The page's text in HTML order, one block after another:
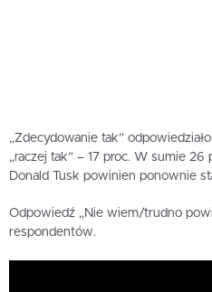
„Zdecydowanie tak”
„raczej tak” – 17 proc. W sumie 26
Donald Tusk powinien ponownie
Odpowiedź „Nie wiem/trudno
respondentów.